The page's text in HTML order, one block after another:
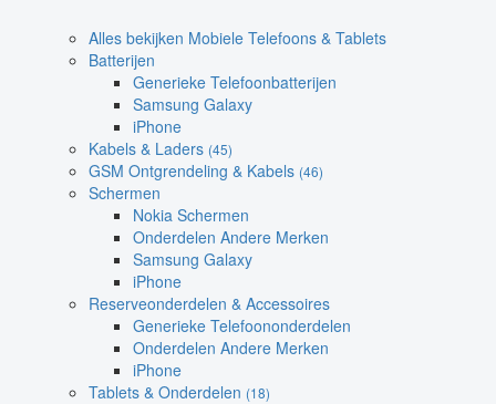
Alles bekijken Mobiele Telefoons & Tablets
Batterijen
Generieke Telefoonbatterijen
Samsung Galaxy
iPhone
Kabels & Laders (45)
GSM Ontgrendeling & Kabels (46)
Schermen
Nokia Schermen
Onderdelen Andere Merken
Samsung Galaxy
iPhone
Reserveonderdelen & Accessoires
Generieke Telefoononderdelen
Onderdelen Andere Merken
iPhone
Tablets & Onderdelen (18)